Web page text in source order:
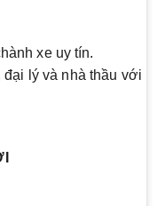
xe uy tín.
đại lý và nhà thầu với